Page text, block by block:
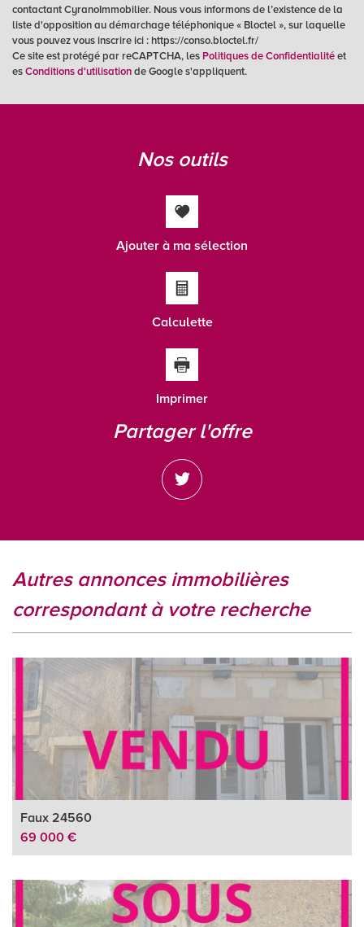
Taxe foncière
16,79 %
Habitants de moins de 25 ans
24,94 %
Habitants de 25 à 55 ans
40,36 %
Habitants de plus de 55 ans
Nombre d'enfants par famille
0,62
Familles avec 1 ou 2 enfants
Familles avec 3 enfants
contactant CyranoImmobilier. Nous vous informons de l’existence de la
liste d'opposition au démarchage téléphonique « Bloctel », sur laquelle
vous pouvez vous inscrire ici : https://conso.bloctel.fr/
Ce site est protégé par reCAPTCHA, les Politiques de Confidentialitéet
esConditions d'utilisationde Google s'appliquent.
nos outils
Ajouter à ma sélection
Calculette
Imprimer
partager l'offre
autres annonces immobilières
correspondant à votre recherche
Faux 24560
69 000 €